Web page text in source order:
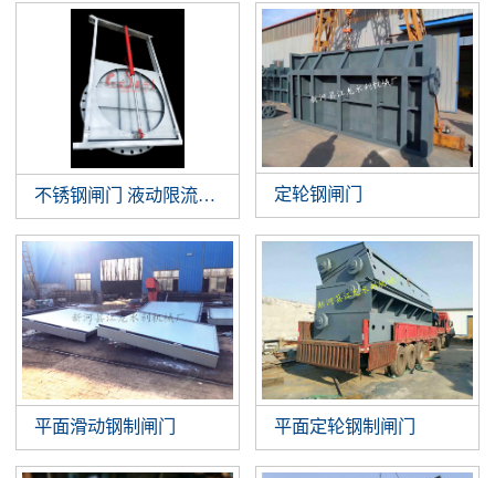
不锈钢闸门 液动限流闸门 智能液动平板闸门 截污井设备
定轮钢闸门
平面滑动钢制闸门 平面定轮钢制闸门